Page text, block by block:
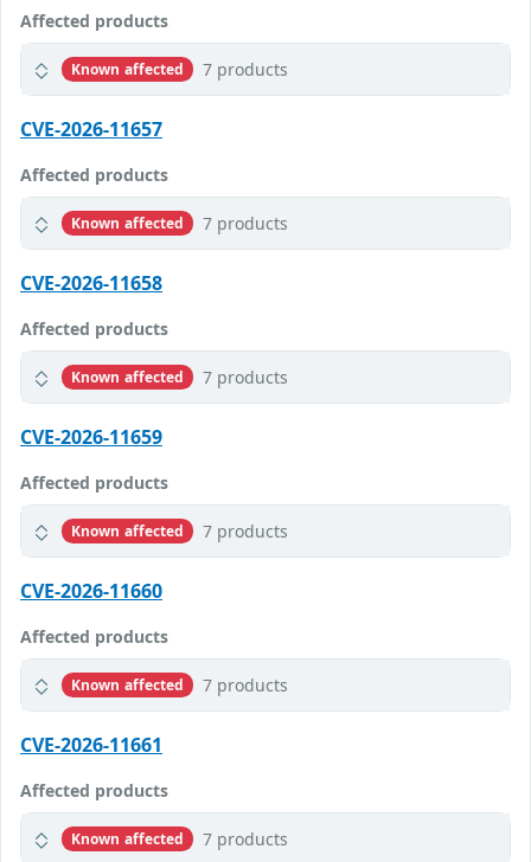
Affected products
Known affected 7 products
CVE-2026-11657
Affected products
Known affected 7 products
CVE-2026-11658
Affected products
Known affected 7 products
CVE-2026-11659
Affected products
Known affected 7 products
CVE-2026-11660
Affected products
Known affected 7 products
CVE-2026-11661
Affected products
Known affected 7 products